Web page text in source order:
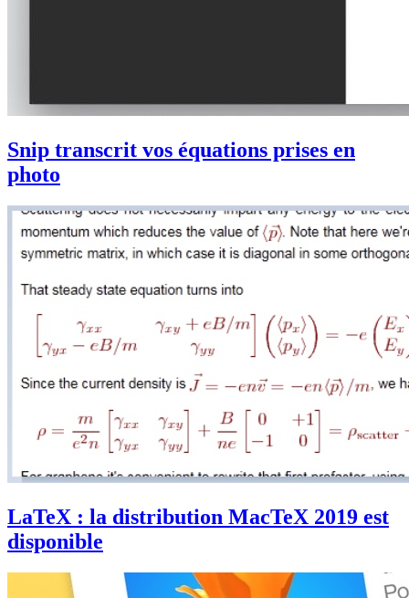
Snip transcrit vos équations prises en
photo
LaTeX : la distribution MacTeX 2019 est
disponible